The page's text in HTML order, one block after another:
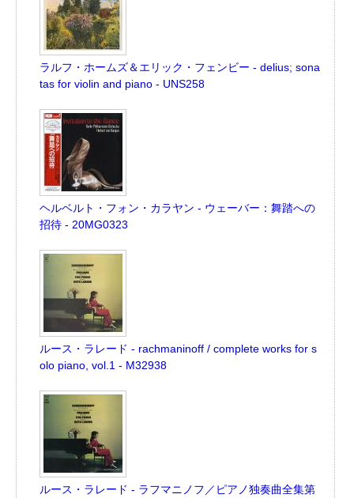
ラルフ・ホームズ＆エリック・フェンビー - delius; sona
tas for violin and piano - UNS258
ヘルベルト・フォン・カラヤン - ウェーバー：舞踏への
招待 - 20MG0323
ルース・ラレード - rachmaninoff / complete works for s
olo piano, vol.1 - M32938
ルース・ラレード - ラフマニノフ／ピアノ独奏曲全集第